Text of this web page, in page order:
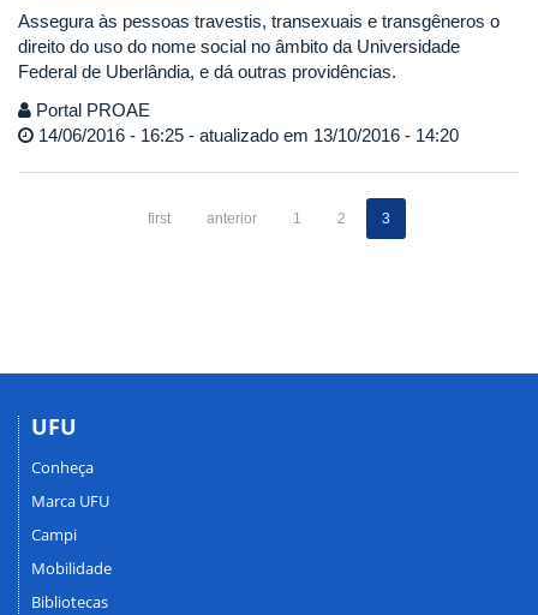
Assegura às pessoas travestis, transexuais e transgêneros o
direito do uso do nome social no âmbito da Universidade
Federal de Uberlândia, e dá outras providências.
Portal PROAE
14/06/2016 - 16:25 - atualizado em 13/10/2016 - 14:20
first anterior 1 2 3
UFU
Conheça
Marca UFU
Campi
Mobilidade
Bibliotecas